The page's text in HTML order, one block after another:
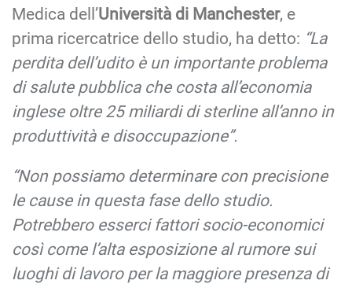
Medica dell’Università di Manchester, e
prima ricercatrice dello studio, ha detto: “La
perdita dell’udito è un importante problema
di salute pubblica che costa all’economia
inglese oltre 25 miliardi di sterline all’anno in
produttività e disoccupazione”.
“Non possiamo determinare con precisione
le cause in questa fase dello studio.
Potrebbero esserci fattori socio-economici
così come l’alta esposizione al rumore sui
luoghi di lavoro per la maggiore presenza di